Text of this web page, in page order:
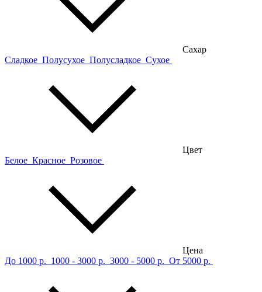
Сахар
Сладкое Полусухое Полусладкое Сухое
Цвет
Белое Красное Розовое
Цена
До 1000 р. 1000 - 3000 р. 3000 - 5000 р. От 5000 р.